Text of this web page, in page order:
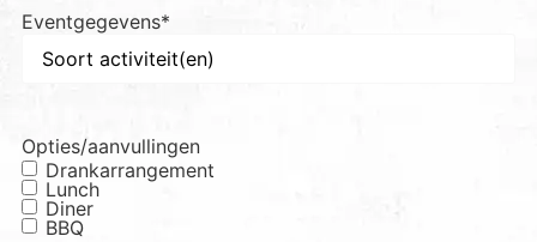
Eventgegevens*
Opties/aanvullingen
Drankarrangement
Lunch
Diner
BBQ